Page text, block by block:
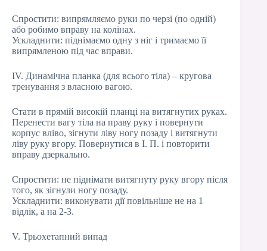
Спростити: випрямляємо руки по черзі (по одній)
або робимо вправу на колінах.
Ускладнити: піднімаємо одну з ніг і тримаємо її
випрямленою під час вправи.
IV. Динамічна планка (для всього тіла) – кругова
тренування з власною вагою.
Стати в прямій високій планці на витягнутих руках.
Перенести вагу тіла на праву руку і повернути
корпус вліво, зігнути ліву ногу позаду і витягнути
ліву руку вгору. Повернутися в І. П. і повторити
вправу дзеркально.
Спростити: не піднімати витягнуту руку вгору після
того, як зігнули ногу позаду.
Ускладнити: виконувати дії повільніше не на 1
відлік, а на 2-3.
V. Трьохетапний випад